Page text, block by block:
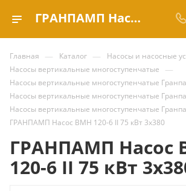
ГРАНПАМП Насос ВМН 120-6 II 75 кВт 3х380 купить за | Valve.ru
Главная — Каталог — Насосы и насосные
Насосы вертикальные многоступенчатые —
Насосы вертикальные многоступенчатые
Насосы вертикальные многоступенчатые
Насосы вертикальные многоступенчатые
ГРАНПАМП Насос ВМН 120-6 II 75 кВт 3х380
ГРАНПАМП Насос
120-6 II 75 кВт